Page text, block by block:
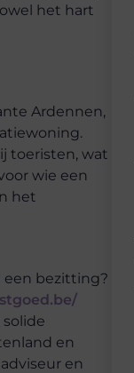
het hart
Ardennen,
toeristen, wat
wie een
het
een bezitting?
en
en